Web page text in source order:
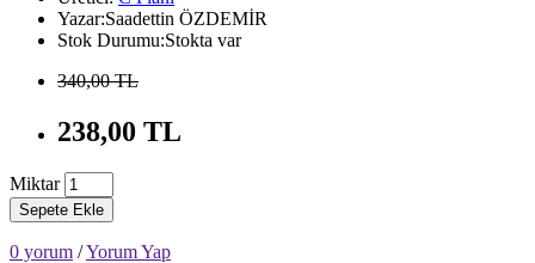
Yazar:Saadettin ÖZDEMİR
Stok Durumu:Stokta var
340,00 TL
238,00 TL
Miktar
Sepete Ekle
0 yorum /Yorum Yap